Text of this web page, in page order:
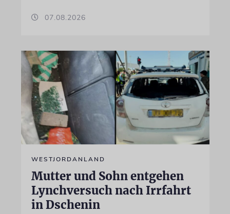
07.08.2026
WESTJORDANLAND
Mutter und Sohn entgehen
Lynchversuch nach Irrfahrt
in Dschenin